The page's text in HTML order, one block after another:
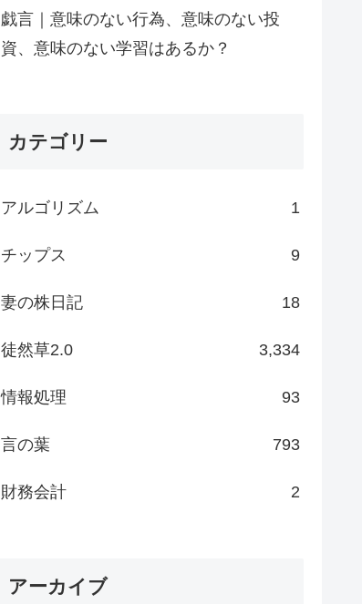
戯言｜意味のない行為、意味のない投
資、意味のない学習はあるか？
カテゴリー
アルゴリズム 1
チップス 9
妻の株日記 18
徒然草2.0 3,334
情報処理 93
言の葉 793
財務会計 2
アーカイブ